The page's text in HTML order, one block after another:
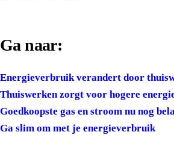
Ga naar:
Energieverbruik verandert door
Thuiswerken zorgt voor hogere
Goedkoopste gas en stroom nu nog
Ga slim om met je energieverbruik